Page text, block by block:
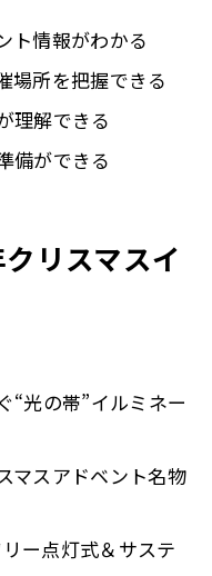
ト情報がわかる
場所を把握できる
理解できる
備ができる
リスマスイ
“光の帯”イルミネー
マスアドベント名物
ー点灯式＆サステ